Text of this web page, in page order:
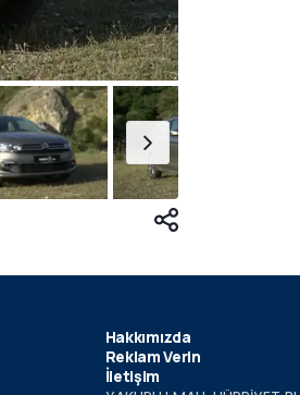
Hakkımızda
Reklam Verin
İletişim